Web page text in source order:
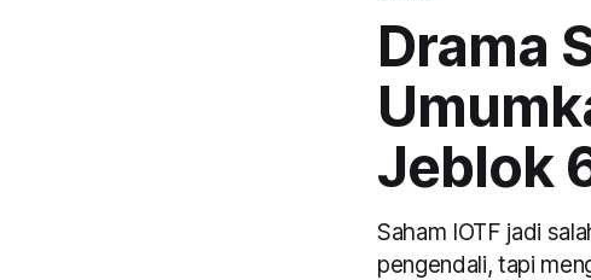
Drama
Jeblok
Saham IOTF jadi
pengendali, tapi